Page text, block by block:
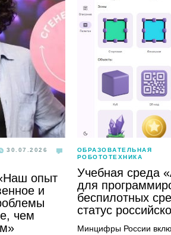
30.07.2026
опыт
и
чем
ОБРАЗОВАТЕЛЬНАЯ
РОБОТОТЕХНИКА
Учебная среда
для
беспилотных
статус
Минцифры России